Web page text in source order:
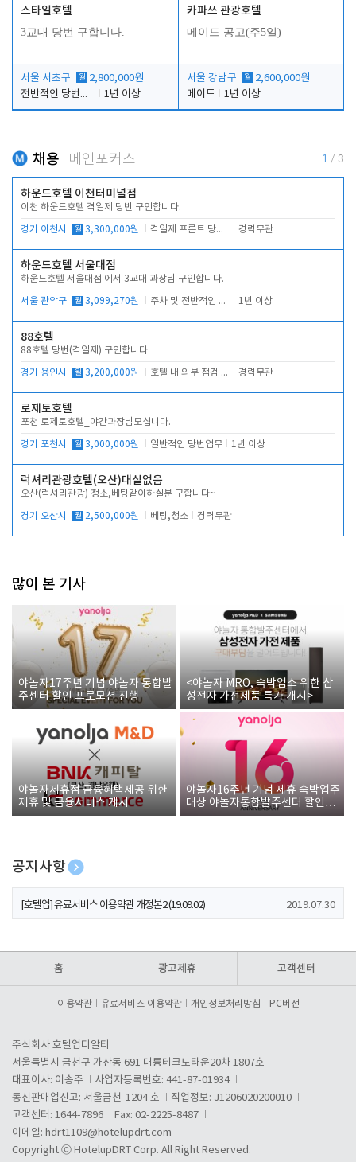
스타일호텔
3교대 당번 구합니다.
서울 서초구 월 2,800,000원
전반적인 당번업무
1년 이상
카파쓰 관광호텔
메이드 공고(주5일)
서울 강남구 월 2,600,000원
메이드
1년 이상
채용 메인포커스 1 / 3
하운드호텔 이천터미널점
이천 하운드호텔 격일제 당번 구인합니다.
경기 이천시 월 3,300,000원 격일제 프론트 당번 업무로 주차 및 객실 점검 경력무관
하운드호텔 서울대점
하운드호텔 서울대점 에서 3교대 과장님 구인합니다.
서울 관악구 월 3,099,270원 주차 및 전반적인 당번업무 1년 이상
88호텔
88호텔 당번(격일제) 구인합니다
경기 용인시 월 3,200,000원 호텔 내 외부 점검 및 프런트 운영 경력무관
로제토호텔
포천 로제토호텔_야간과장님모십니다.
경기 포천시 월 3,000,000원 일반적인 당번업무 1년 이상
럭셔리관광호텔(오산)대실없음
오산(럭셔리관광) 청소,베팅같이하실분 구합니다~
경기 오산시 월 2,500,000원 베팅,청소 경력무관
많이 본 기사
야놀자17주년 기념 야놀자 통합발
주센터 할인 프로모션 진행
<야놀자 MRO, 숙박업소 위한 삼
성전자 가전제품 특가 개시>
야놀자제휴점 금융혜택제공 위한
제휴 및 금융서비스 게시
야놀자16주년 기념 제휴 숙박업주
대상 야놀자통합발주센터 할인쿠
폰 증정
공지사항
[호텔업] 개인정보 처리방침 개정본1 (19.09.02)
[호텔업] 유료서비스 이용약관 개정본2 (19.09.02) 2019.07.30
홈 광고제휴 고객센터
이용약관 유료서비스 이용약관 개인정보처리방침 PC버전
주식회사 호텔업디알티
서울특별시 금천구 가산동 691 대륭테크노타운20차 1807호
대표이사: 이송주
사업자등록번호: 441-87-01934
통신판매업신고: 서울금천-1204 호
직업정보: J1206020200010
고객센터: 1644-7896
Fax: 02-2225-8487
이메일: hdrt1109@hotelupdrt.com
Copyright ⓒ HotelupDRT Corp. All Right Reserved.